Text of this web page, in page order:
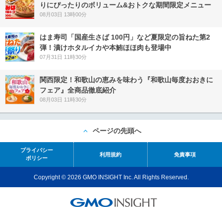
りにぴったりのボリューム&おトクな期間限定メニュー
08月03日 13時00分
はま寿司「国産生さば 100円」など夏限定の旨ねた第2
弾！漬けホタルイカや本鮪ほほ肉も登場中
07月31日 11時30分
関西限定！和歌山の恵みを味わう『和歌山毎度おおきに
フェア』全商品徹底紹介
08月03日 11時30分
ページの先頭へ
プライバシー
ポリシー
利用規約 免責事項
Copyright © 2026 GMO INSIGHT Inc. All Rights Reserved.